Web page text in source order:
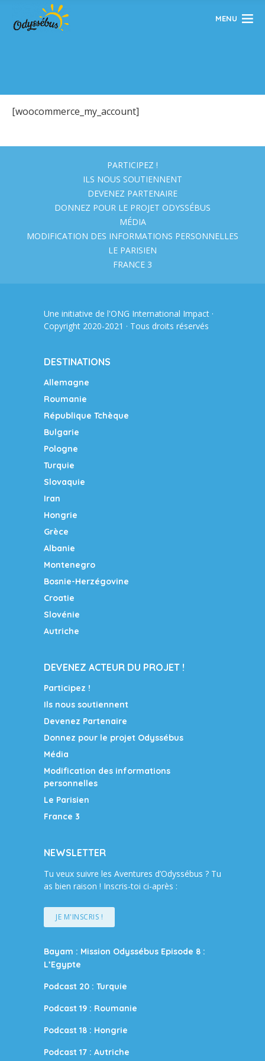
MENU
[woocommerce_my_account]
PARTICIPEZ !
ILS NOUS SOUTIENNENT
DEVENEZ PARTENAIRE
DONNEZ POUR LE PROJET ODYSSÉBUS
MÉDIA
MODIFICATION DES INFORMATIONS PERSONNELLES
LE PARISIEN
FRANCE 3
Une initiative de l'ONG International Impact ·
Copyright 2020-2021 · Tous droits réservés
DESTINATIONS
Allemagne
Roumanie
République Tchèque
Bulgarie
Pologne
Turquie
Slovaquie
Iran
Hongrie
Grèce
Albanie
Montenegro
Bosnie-Herzégovine
Croatie
Slovénie
Autriche
DEVENEZ ACTEUR DU PROJET !
Participez !
Ils nous soutiennent
Devenez Partenaire
Donnez pour le projet Odyssébus
Média
Modification des informations
personnelles
Le Parisien
France 3
NEWSLETTER
Tu veux suivre les Aventures d’Odyssébus ? Tu
as bien raison ! Inscris-toi ci-après :
JE M'INSCRIS !
Bayam : Mission Odyssébus Episode 8 :
L’Egypte
Podcast 20 : Turquie
Podcast 19 : Roumanie
Podcast 18 : Hongrie
Podcast 17 : Autriche